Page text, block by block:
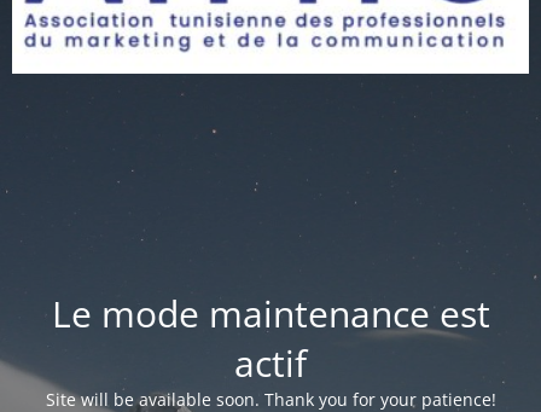
Le mode maintenance est
actif
Site will be available soon. Thank you for your patience!